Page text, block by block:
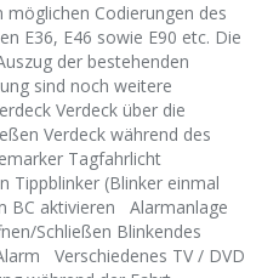
Codierungen des
E36, E46 sowie E90 etc. Die
der bestehenden
sind noch weitere
Verdeck über die
Verdeck während des
Tagfahrlicht
Tippblinker (Blinker einmal
BC aktivieren Alarmanlage
Schließen Blinkendes
Verschiedenes TV / DVD